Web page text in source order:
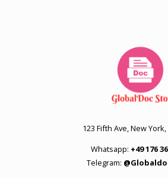
123 Fifth Ave, New York,
Whatsapp: +49 176
Telegram: